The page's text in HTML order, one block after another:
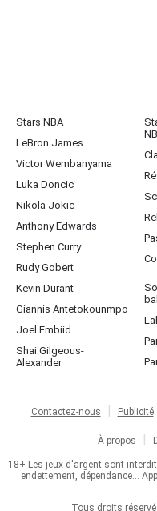
Stars NBA
LeBron James
Victor Wembanyama
Luka Doncic
Nikola Jokic
Anthony Edwards
Stephen Curry
Rudy Gobert
Kevin Durant
Giannis Antetokounmpo
Joel Embiid
Shai Gilgeous-
Alexander
Contactez-nous Publicité
À propos
18+ Les jeux d'argent sont
endettement, dépendance...
Tous droits